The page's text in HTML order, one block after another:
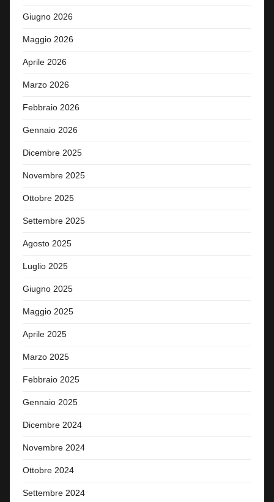
Giugno 2026
Maggio 2026
Aprile 2026
Marzo 2026
Febbraio 2026
Gennaio 2026
Dicembre 2025
Novembre 2025
Ottobre 2025
Settembre 2025
Agosto 2025
Luglio 2025
Giugno 2025
Maggio 2025
Aprile 2025
Marzo 2025
Febbraio 2025
Gennaio 2025
Dicembre 2024
Novembre 2024
Ottobre 2024
Settembre 2024